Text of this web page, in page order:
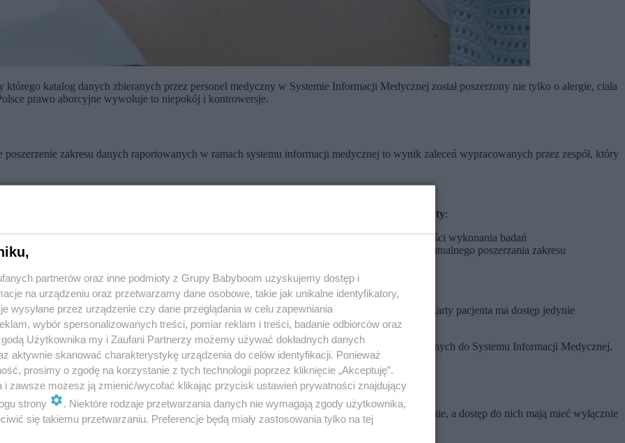
katalog danych zbieranych przez personel medyczny w Systemie Informacji Medycznej został poszerzony nie tylko o alergie, ciała
prawo aborcyjne wywołuje to niepokój i kontrowersje.
zakresu danych raportowanych w ramach systemu informacji medycznej to wynik zaleceń wypracowanych przez zespół, który
system raportowania – powiedział.
do systemu informacji o ciąży ma na względzie
bezpieczeństwo ciężarnej kobiety:
poza ciążą. Szczególnego znaczenia informacja o ciąży nabiera w sytuacji urazów, konieczności wykonania badań
temat badań zlecanych i wykonywanych w czasie ciąży może być przydatna w przypadku ewentualnego poszerzania zakresu
w ramach której digitalizujemy dane dotyczące zdrowia pacjenta. Do elektronicznej karty pacjenta ma dostęp jedynie
ratownik medyczny.
lekarzy. Przełoży się też na zwiększenie dostępności i przejrzystości informacji przekazywanych do Systemu Informacji Medycznej,
medycznej i ograniczy koszty jej udostępniania.
gromadzenia informacji ociążachpacjentek, a jedynie digitalizację danych i ich doprecyzowanie, a dostęp do nich mają mieć wyłącznie
partnerów oraz inne podmioty z Grupy Babyboom uzyskujemy dostęp i
na urządzeniu oraz przetwarzamy dane osobowe, takie jak unikalne identyfikatory,
wysyłane przez urządzenie czy dane przeglądania w celu zapewniania
wybór spersonalizowanych treści, pomiar reklam i treści, badanie odbiorców oraz
Użytkownika my i Zaufani Partnerzy możemy używać dokładnych danych
aktywnie skanować charakterystykę urządzenia do celów identyfikacji. Ponieważ
prosimy o zgodę na korzystanie z tych technologii poprzez kliknięcie „Akceptuję”.
i zawsze możesz ją zmienić/wycofać klikając przycisk ustawień prywatności znajdujący
strony
. Niektóre rodzaje przetwarzania danych nie wymagają zgody użytkownika,
się takiemu przetwarzaniu. Preferencje będą miały zastosowania tylko na tej